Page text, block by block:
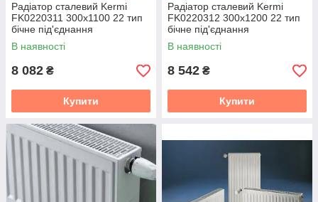
Радіатор сталевий Kermi
FK0220311 300x1100 22 тип
бічне під'єднання
В наявності
8 082 ₴
Купити
Радіатор сталевий Kermi
FK0220312 300x1200 22 тип
бічне під'єднання
В наявності
8 542 ₴
Купити